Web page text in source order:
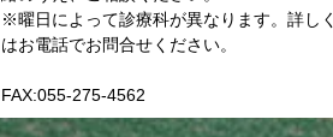
※曜日によって診療科が異なります。詳しく
はお電話でお問合せください。
FAX:055-275-4562